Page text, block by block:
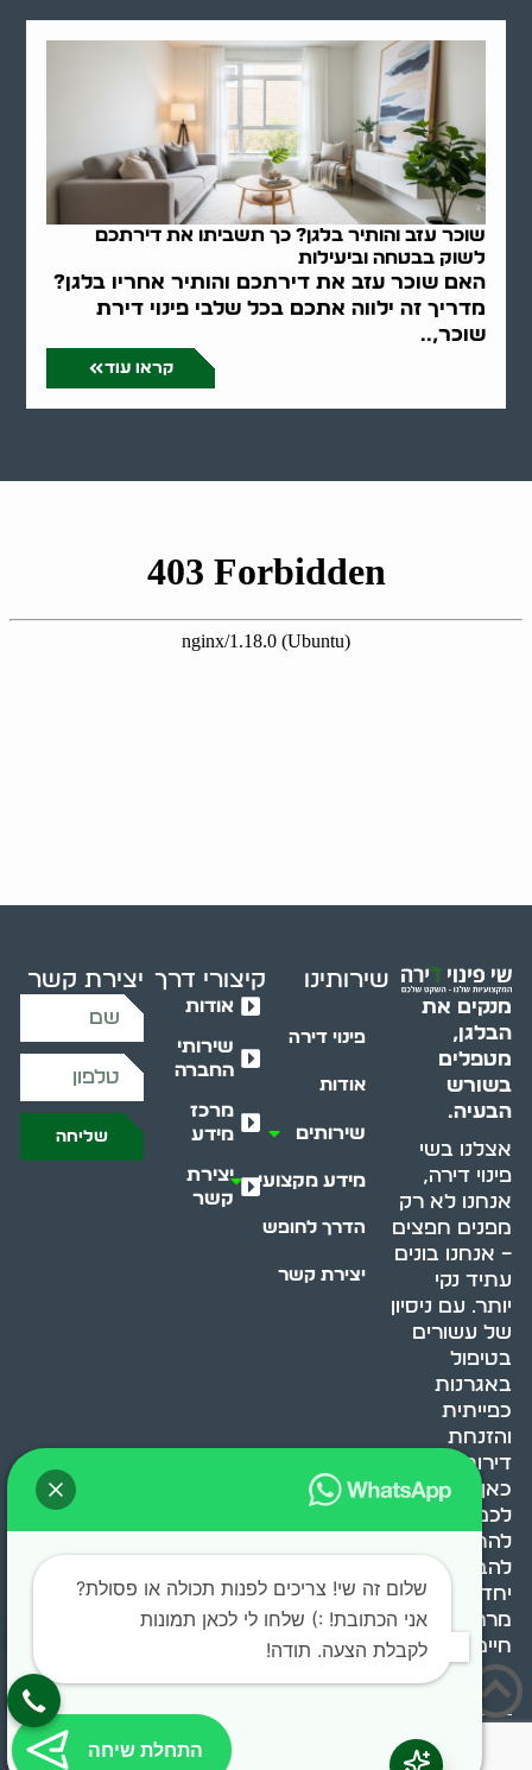
שוכר עזב והותיר בלגן? כך תשביתו את דירתכם
לשוק בבטחה וביעילות
האם שוכר עזב את דירתכם והותיר אחריו בלגן?
מדריך זה ילווה אתכם בכל שלבי פינוי דירת
שוכר,..
קראו עוד
מנקים את
הבלגן,
מטפלים
בשורש
הבעיה.
אצלנו בשי
פינוי דירה,
אנחנו לא רק
מפנים חפצים
– אנחנו בונים
עתיד נקי
יותר. עם ניסיון
של עשורים
בטיפול
באגרנות
כפייתית
והזנחת
דירות, אנחנו
כאן כדי לעזור
לכם
להתמודד,
להבין ולשנות.
יחד, ניצור
מרחב
חיים בריא ומאוזן.
שירותינו
פינוי דירה
אודות
שירותים
מידע מקצועי
הדרך לחופש
יצירת קשר
קיצורי דרך
אודות
שירותי
החברה
מרכז
מידע
יצירת
קשר
יצירת קשר
שליחה
הזכויות שמורות.
שלום זה שי! צריכים לפנות תכולה או פסולת?
אני הכתובת! :) שלחו לי לכאן תמונות
לקבלת הצעה. תודה!
התחלת שיחה